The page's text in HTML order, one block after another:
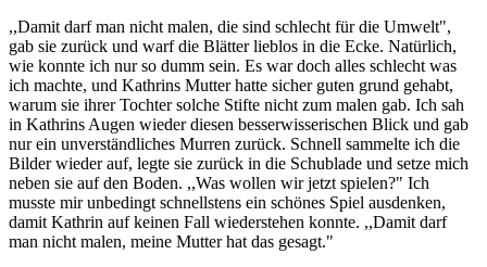
,,Damit darf man nicht malen, die sind schlecht für die Umwelt",
gab sie zurück und warf die Blätter lieblos in die Ecke. Natürlich,
wie konnte ich nur so dumm sein. Es war doch alles schlecht was
ich machte, und Kathrins Mutter hatte sicher guten grund gehabt,
warum sie ihrer Tochter solche Stifte nicht zum malen gab. Ich sah
in Kathrins Augen wieder diesen besserwisserischen Blick und gab
nur ein unverständliches Murren zurück. Schnell sammelte ich die
Bilder wieder auf, legte sie zurück in die Schublade und setze mich
neben sie auf den Boden. ,,Was wollen wir jetzt spielen?" Ich
musste mir unbedingt schnellstens ein schönes Spiel ausdenken,
damit Kathrin auf keinen Fall wiederstehen konnte. ,,Damit darf
man nicht malen, meine Mutter hat das gesagt."